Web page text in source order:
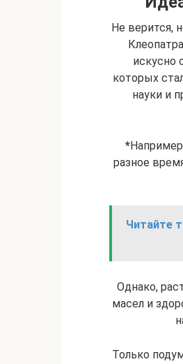
Не верится,
искусно
которых
науки и
*
разное
Читайте
Однако,
масел и
Только